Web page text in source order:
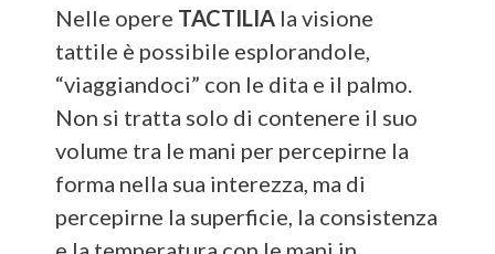
Nelle opere TACTILIA la visione
tattile è possibile esplorandole,
“viaggiandoci” con le dita e il palmo.
Non si tratta solo di contenere il suo
volume tra le mani per percepirne la
forma nella sua interezza, ma di
percepirne la superficie, la consistenza